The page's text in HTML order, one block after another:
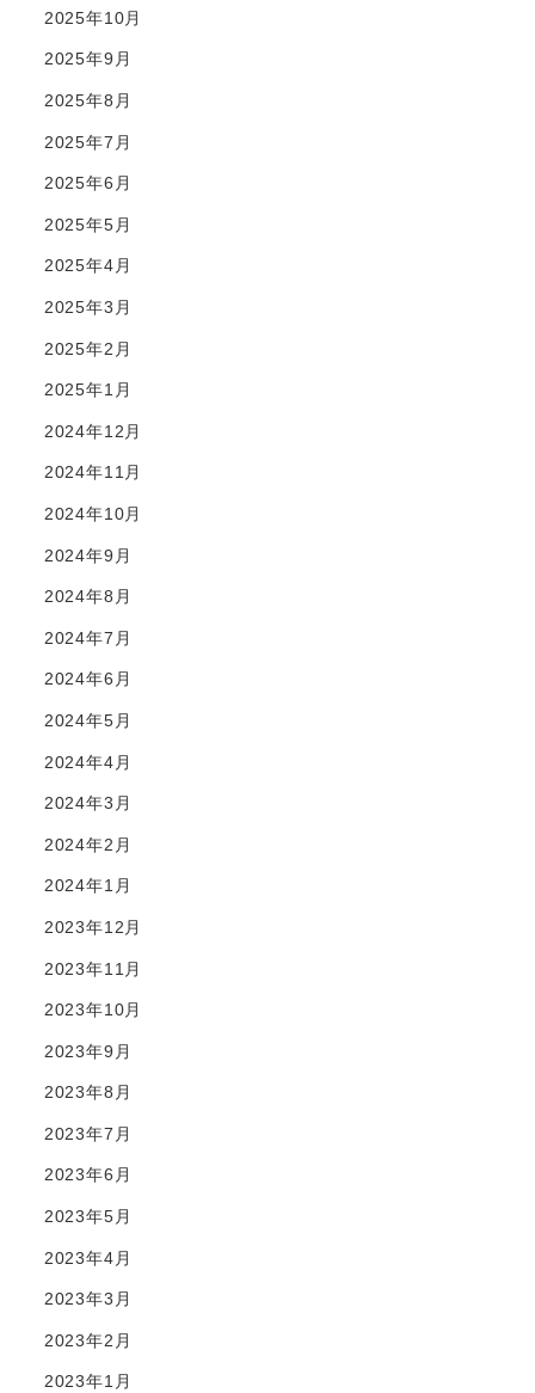
2025年10月
2025年9月
2025年8月
2025年7月
2025年6月
2025年5月
2025年4月
2025年3月
2025年2月
2025年1月
2024年12月
2024年11月
2024年10月
2024年9月
2024年8月
2024年7月
2024年6月
2024年5月
2024年4月
2024年3月
2024年2月
2024年1月
2023年12月
2023年11月
2023年10月
2023年9月
2023年8月
2023年7月
2023年6月
2023年5月
2023年4月
2023年3月
2023年2月
2023年1月